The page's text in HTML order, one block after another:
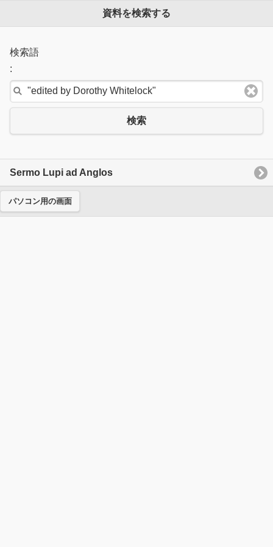
資料を検索する
検索語
:
検索
Sermo Lupi ad Anglos
パソコン用の画面